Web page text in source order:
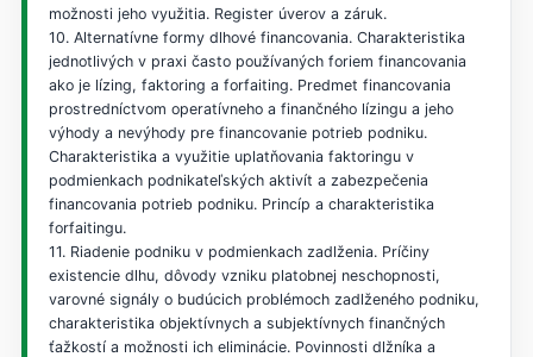
možnosti jeho využitia. Register úverov a záruk.
10. Alternatívne formy dlhové financovania. Charakteristika
jednotlivých v praxi často používaných foriem financovania
ako je lízing, faktoring a forfaiting. Predmet financovania
prostredníctvom operatívneho a finančného lízingu a jeho
výhody a nevýhody pre financovanie potrieb podniku.
Charakteristika a využitie uplatňovania faktoringu v
podmienkach podnikateľských aktivít a zabezpečenia
financovania potrieb podniku. Princíp a charakteristika
forfaitingu.
11. Riadenie podniku v podmienkach zadlženia. Príčiny
existencie dlhu, dôvody vzniku platobnej neschopnosti,
varovné signály o budúcich problémoch zadlženého podniku,
charakteristika objektívnych a subjektívnych finančných
ťažkostí a možnosti ich eliminácie. Povinnosti dlžníka a